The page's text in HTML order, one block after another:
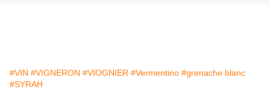
#VIN #VIGNERON #VIOGNIER #Vermentino #grenache blanc
#SYRAH